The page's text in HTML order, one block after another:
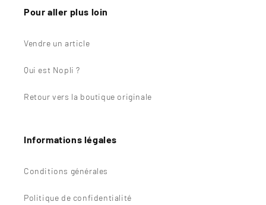
Pour aller plus loin
Vendre un article
Qui est Nopli ?
Retour vers la boutique originale
Informations légales
Conditions générales
Politique de confidentialité